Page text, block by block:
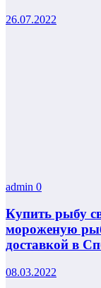
26.07.2022
admin 0
Купить рыбу
мороженую
доставкой в
08.03.2022